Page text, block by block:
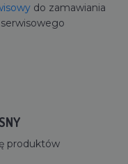
do zamawiania
produktów